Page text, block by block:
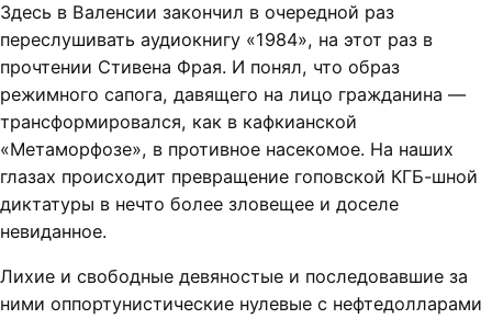
Здесь в Валенсии закончил в очередной раз
переслушивать аудиокнигу «1984», на этот раз в
прочтении Стивена Фрая. И понял, что образ
режимного сапога, давящего на лицо гражданина —
трансформировался, как в кафкианской
«Метаморфозе», в противное насекомое. На наших
глазах происходит превращение гоповской КГБ-шной
диктатуры в нечто более зловещее и доселе
невиданное.
Лихие и свободные девяностые и последовавшие за
ними оппортунистические нулевые с нефтедолларами